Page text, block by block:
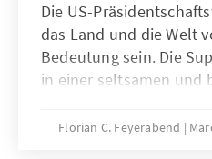
Die US-
das Land und die Welt
Bedeutung sein. Die
in einer seltsamen und
Legitimität des
Florian C. Feyerabend